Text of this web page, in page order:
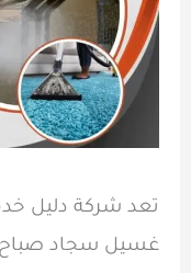
تعد شركة دليل
غسيل سجاد صباح